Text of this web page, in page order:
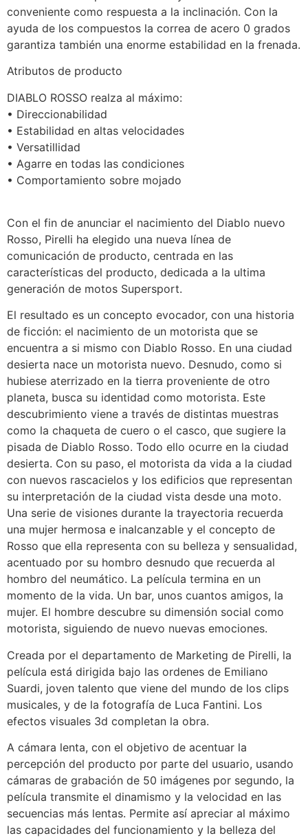
conveniente como respuesta a la inclinación. Con la
ayuda de los compuestos la correa de acero 0 grados
garantiza también una enorme estabilidad en la frenada.
Atributos de producto
DIABLO ROSSO realza al máximo:
• Direccionabilidad
• Estabilidad en altas velocidades
• Versatillidad
• Agarre en todas las condiciones
• Comportamiento sobre mojado
Con el fin de anunciar el nacimiento del Diablo nuevo
Rosso, Pirelli ha elegido una nueva línea de
comunicación de producto, centrada en las
características del producto, dedicada a la ultima
generación de motos Supersport.
El resultado es un concepto evocador, con una historia
de ficción: el nacimiento de un motorista que se
encuentra a si mismo con Diablo Rosso. En una ciudad
desierta nace un motorista nuevo. Desnudo, como si
hubiese aterrizado en la tierra proveniente de otro
planeta, busca su identidad como motorista. Este
descubrimiento viene a través de distintas muestras
como la chaqueta de cuero o el casco, que sugiere la
pisada de Diablo Rosso. Todo ello ocurre en la ciudad
desierta. Con su paso, el motorista da vida a la ciudad
con nuevos rascacielos y los edificios que representan
su interpretación de la ciudad vista desde una moto.
Una serie de visiones durante la trayectoria recuerda
una mujer hermosa e inalcanzable y el concepto de
Rosso que ella representa con su belleza y sensualidad,
acentuado por su hombro desnudo que recuerda al
hombro del neumático. La película termina en un
momento de la vida. Un bar, unos cuantos amigos, la
mujer. El hombre descubre su dimensión social como
motorista, siguiendo de nuevo nuevas emociones.
Creada por el departamento de Marketing de Pirelli, la
película está dirigida bajo las ordenes de Emiliano
Suardi, joven talento que viene del mundo de los clips
musicales, y de la fotografía de Luca Fantini. Los
efectos visuales 3d completan la obra.
A cámara lenta, con el objetivo de acentuar la
percepción del producto por parte del usuario, usando
cámaras de grabación de 50 imágenes por segundo, la
película transmite el dinamismo y la velocidad en las
secuencias más lentas. Permite así apreciar al máximo
las capacidades del funcionamiento y la belleza del